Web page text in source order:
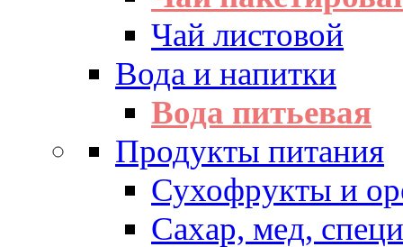
Чай листовой
Вода и напитки
Вода питьевая
Продукты питания
Сухофрукты и
Сахар, мед,